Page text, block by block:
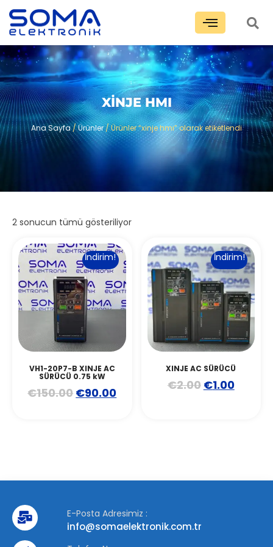
XINJE HMI
Ana Sayfa/Ürünler/ Ürünler “xinje hmı” olarak etiketlendi
2 sonucun tümü gösteriliyor
İndirim!
VH1-20P7-B XINJE AC
SÜRÜCÜ 0.75 kW
€150.00 €90.00
İndirim!
XINJE AC SÜRÜCÜ
€2.00 €1.00
E-Posta Adresimiz :
info@somaelektronik.com.tr